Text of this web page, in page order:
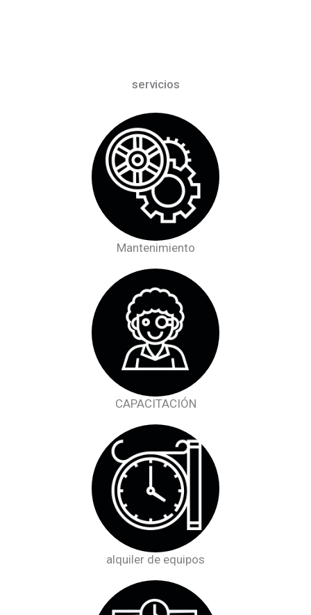
servicios
Mantenimiento
CAPACITACIÓN
alquiler de equipos